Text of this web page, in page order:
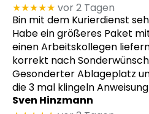
★★★★★ vor 2 Tagen
Bin mit dem Kurierdienst
Habe ein größeres Paket
einen Arbeitskollegen
korrekt nach
Gesonderter Ablageplatz
die 3 mal klingeln
Sven Hinzmann